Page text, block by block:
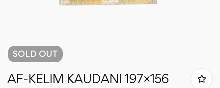
SOLD OUT
AF-KELIM KAUDANI 197×156